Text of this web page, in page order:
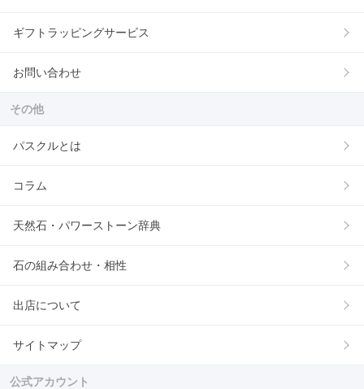
ギフトラッピングサービス
お問い合わせ
その他
パスクルとは
コラム
天然石・パワーストーン辞典
石の組み合わせ・相性
出店について
サイトマップ
公式アカウント